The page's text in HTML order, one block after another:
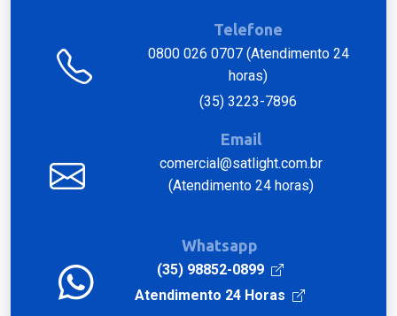
Telefone
0800 026 0707 (Atendimento 24
horas)
(35) 3223-7896
Email
comercial@satlight.com.br
(Atendimento 24 horas)
Whatsapp
(35) 98852-0899
Atendimento 24 Horas